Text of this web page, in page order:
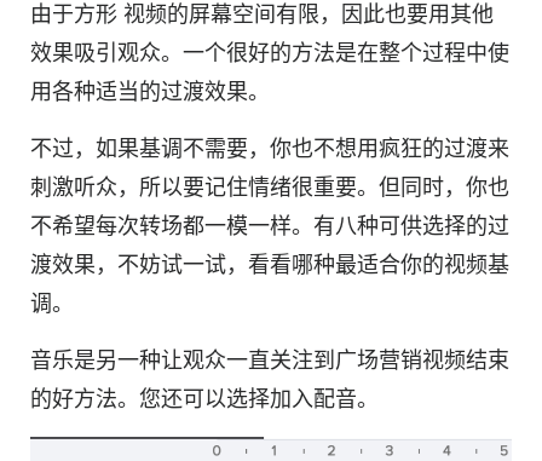
由于方形 视频的屏幕空间有限，因此也要用其他
效果吸引观众。一个很好的方法是在整个过程中使
用各种适当的过渡效果。
不过，如果基调不需要，你也不想用疯狂的过渡来
刺激听众，所以要记住情绪很重要。但同时，你也
不希望每次转场都一模一样。有八种可供选择的过
渡效果，不妨试一试，看看哪种最适合你的视频基
调。
音乐是另一种让观众一直关注到 广场营销视频结束
的好方法。您还可以选择加入配音。